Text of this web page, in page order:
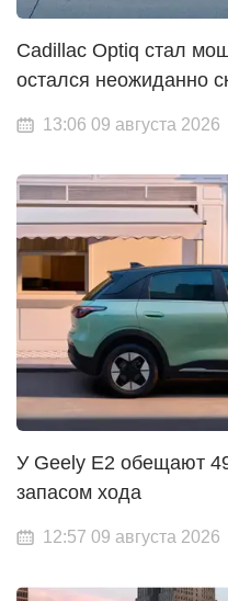
Cadillac Optiq стал
остался неожиданно
13:06 09 августа 2026
У Geely E2 обещают
запасом хода
12:57 09 августа 2026